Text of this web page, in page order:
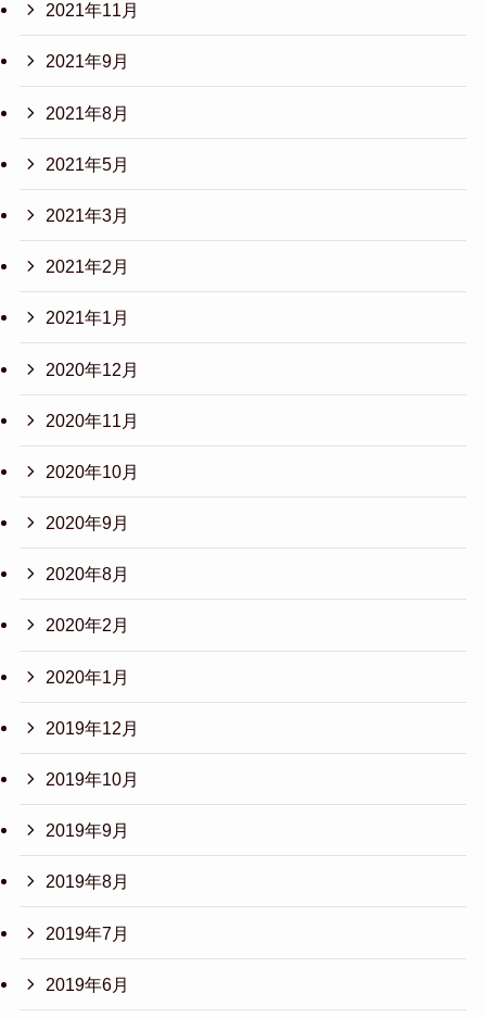
2021年11月
2021年9月
2021年8月
2021年5月
2021年3月
2021年2月
2021年1月
2020年12月
2020年11月
2020年10月
2020年9月
2020年8月
2020年2月
2020年1月
2019年12月
2019年10月
2019年9月
2019年8月
2019年7月
2019年6月